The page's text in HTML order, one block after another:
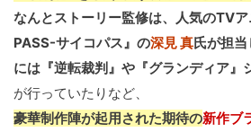
なんとストーリー監修は、人気のTV
PASS-サイコパス』の深見 真氏が担当
には『逆転裁判』や『グランディア』
が行っていたりなど、
豪華制作陣が起用された期待の新作ブ